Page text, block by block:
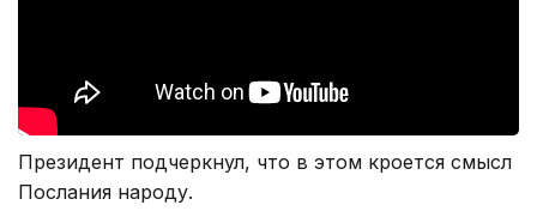
Президент подчеркнул, что в этом кроется смысл
Послания народу.